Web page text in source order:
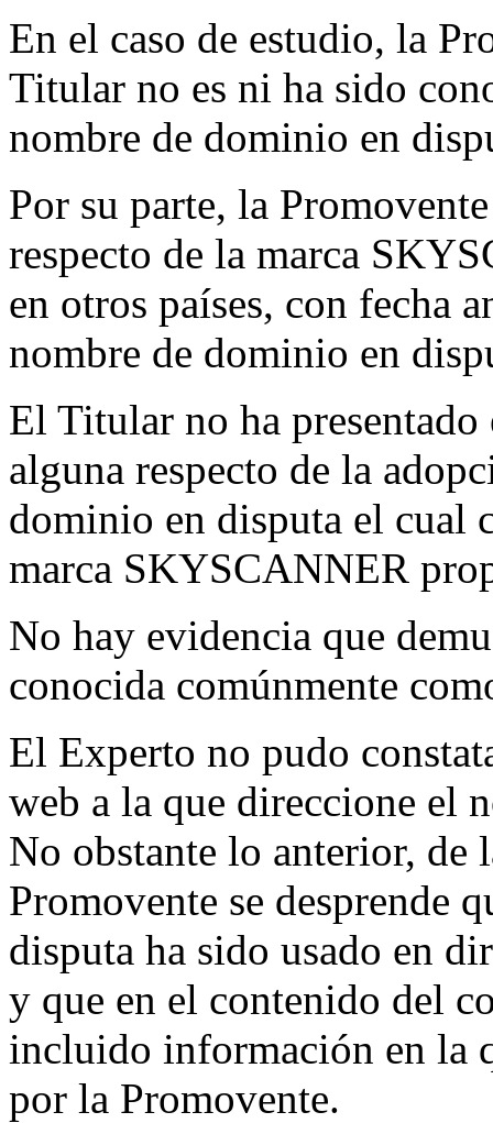
En el caso de estudio, la
Titular no es ni ha sido
nombre de dominio en
Por su parte, la
respecto de la marca
en otros países, con fecha
nombre de dominio en
El Titular no ha
alguna respecto de la
dominio en disputa el cual
marca SKYSCANNER
No hay evidencia que
conocida comúnmente
El Experto no pudo
web a la que direccione el
No obstante lo anterior, de
Promovente se desprende
disputa ha sido usado en
y que en el contenido del
incluido información en la
por la Promovente.